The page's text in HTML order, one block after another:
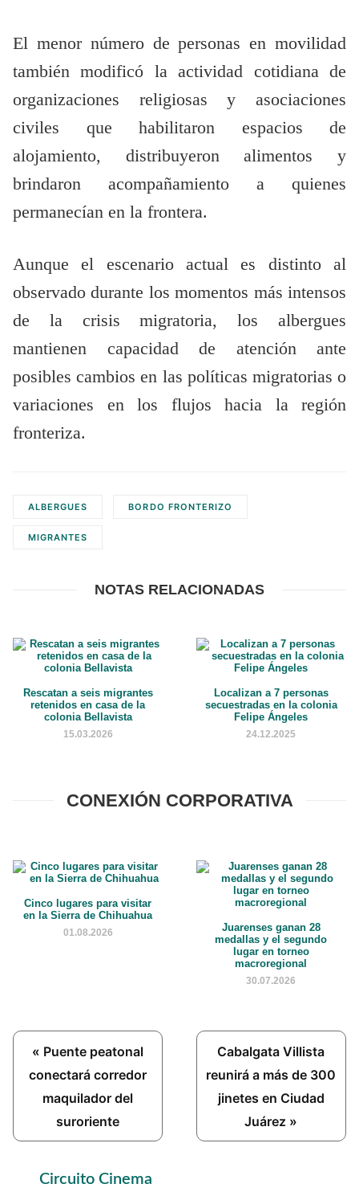
El menor número de personas en movilidad
también modificó la actividad cotidiana de
organizaciones religiosas y asociaciones
civiles que habilitaron espacios de
alojamiento, distribuyeron alimentos y
brindaron acompañamiento a quienes
permanecían en la frontera.
Aunque el escenario actual es distinto al
observado durante los momentos más intensos
de la crisis migratoria, los albergues
mantienen capacidad de atención ante
posibles cambios en las políticas migratorias o
variaciones en los flujos hacia la región
fronteriza.
ALBERGUES BORDO FRONTERIZO
MIGRANTES
NOTAS RELACIONADAS
Rescatan a seis migrantes
retenidos en casa de la
colonia Bellavista
15.03.2026
Localizan a 7 personas
secuestradas en la colonia
Felipe Ángeles
24.12.2025
CONEXIÓN CORPORATIVA
Cinco lugares para visitar
en la Sierra de Chihuahua
01.08.2026
Juarenses ganan 28
medallas y el segundo
lugar en torneo
macroregional
30.07.2026
Previous
Post:
« Puente peatonal
conectará corredor
maquilador del
suroriente
Next
Post:
Cabalgata Villista
reunirá a más de 300
jinetes en Ciudad
Juárez »
Primary
Circuito Cinema